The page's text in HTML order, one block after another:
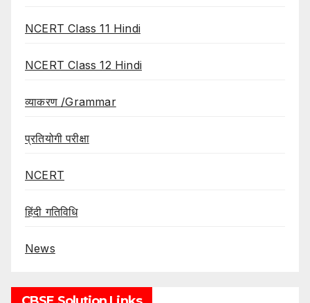
NCERT Class 11 Hindi
NCERT Class 12 Hindi
व्याकरण /Grammar
प्रतियोगी परीक्षा
NCERT
हिंदी गतिविधि
News